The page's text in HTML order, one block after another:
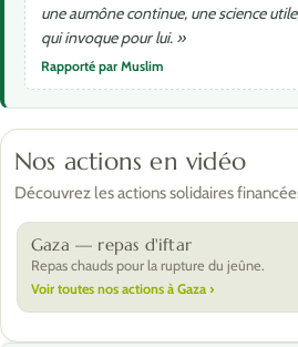
une aumône continue, une science
qui invoque pour lui. »
Rapporté par Muslim
Nos actions en vidéo
Découvrez les actions solidaires
Gaza — repas d'iftar
Repas chauds pour la rupture du jeûne.
Voir toutes nos actions à Gaza ›